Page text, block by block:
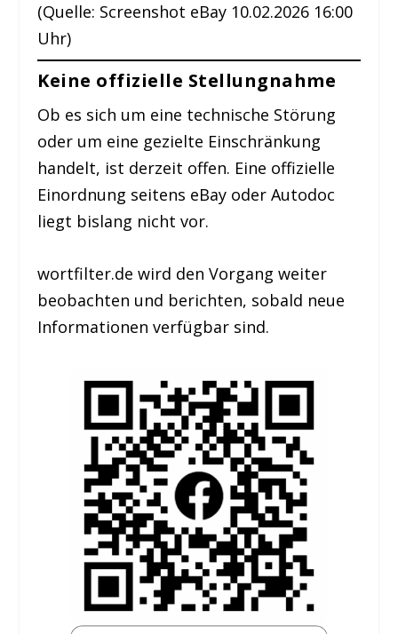
(Quelle: Screenshot eBay 10.02.2026 16:00
Uhr)
Keine offizielle Stellungnahme
Ob es sich um eine technische Störung
oder um eine gezielte Einschränkung
handelt, ist derzeit offen. Eine offizielle
Einordnung seitens eBay oder Autodoc
liegt bislang nicht vor.
wortfilter.de wird den Vorgang weiter
beobachten und berichten, sobald neue
Informationen verfügbar sind.